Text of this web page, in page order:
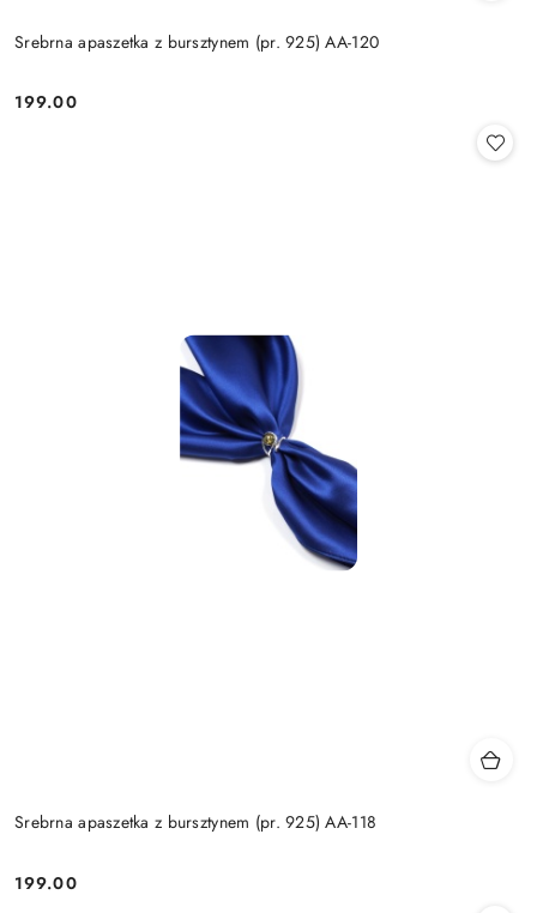
Srebrna apaszetka z bursztynem (pr. 925) AA-120
Cena:
199.00
Srebrna apaszetka z bursztynem (pr. 925) AA-118
Cena:
199.00